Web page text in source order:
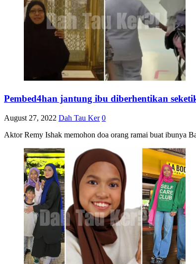
Pembed4han jantung ibu diberhentikan
August 27, 2022 Dah Tau Ker 0
Aktor Remy Ishak memohon doa orang ramai buat ibunya